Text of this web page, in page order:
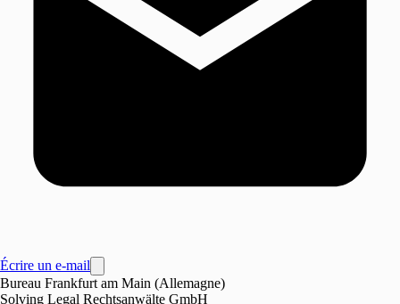
Écrire un e-mail
Bureau Frankfurt am Main (Allemagne)
Solving Legal Rechtsanwälte GmbH